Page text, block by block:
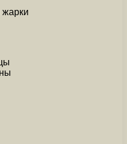
жарки